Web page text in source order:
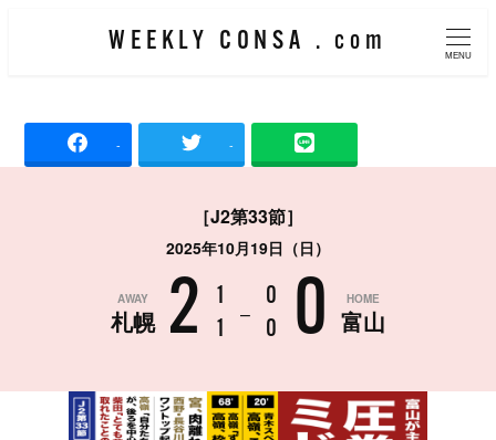
コ
ン
WEEKLY CONSA . com
MENU
- -
［J2第33節］
2025年10月19日（日）
AWAY
札幌 2
1
1
–
0
0
0 HOME
富山